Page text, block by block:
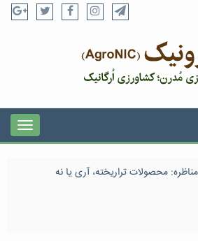
محصولات تراریخته، آری یا نه